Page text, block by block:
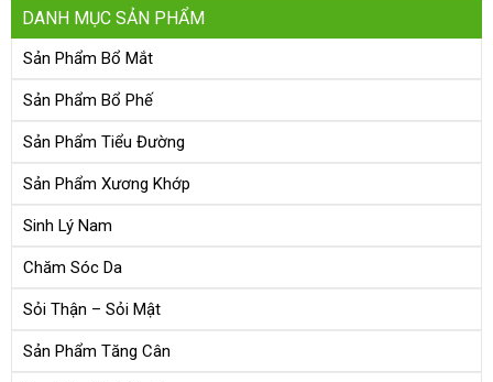
DANH MỤC SẢN PHẨM
Sản Phẩm Bổ Mắt
Sản Phẩm Bổ Phế
Sản Phẩm Tiểu Đường
Sản Phẩm Xương Khớp
Sinh Lý Nam
Chăm Sóc Da
Sỏi Thận – Sỏi Mật
Sản Phẩm Tăng Cân